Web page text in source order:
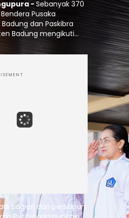
-Sebanyak 370
Pusaka
dan Paskibra
Badung mengikuti
Pusat Pemerintahan
(8/8/2026).
bagian dari persiapan